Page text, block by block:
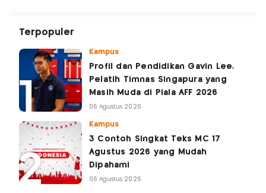
Terpopuler
Kampus
Profil dan Pendidikan Gavin Lee,
Pelatih Timnas Singapura yang
Masih Muda di Piala AFF 2026
06 Agustus 2026
Kampus
3 Contoh Singkat Teks MC 17
Agustus 2026 yang Mudah
Dipahami
06 Agustus 2026